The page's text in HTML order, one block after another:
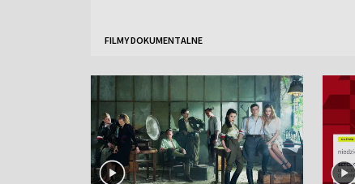
FILMY DOKUMENTALNE